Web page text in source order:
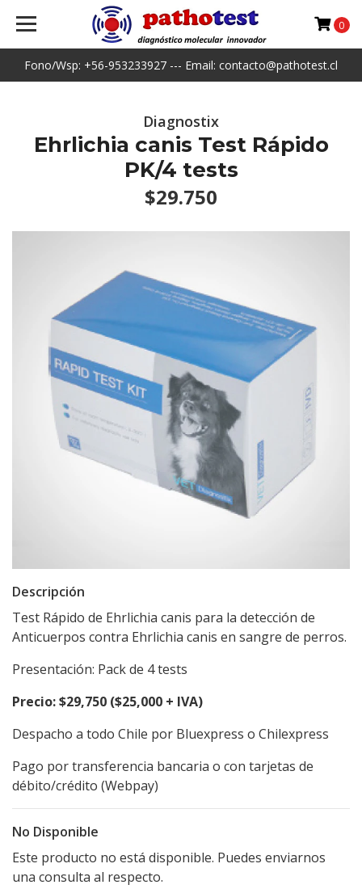
Fono/Wsp: +56-953233927 --- Email: contacto@pathotest.cl
0
Diagnostix
Ehrlichia canis Test Rápido
PK/4 tests
$29.750
Descripción
Test Rápido de Ehrlichia canis para la detección de
Anticuerpos contra Ehrlichia canis en sangre de perros.
Presentación: Pack de 4 tests
Precio: $29,750 ($25,000 + IVA)
Despacho a todo Chile por Bluexpress o Chilexpress
Pago por transferencia bancaria o con tarjetas de
débito/crédito (Webpay)
No Disponible
Este producto no está disponible. Puedes enviarnos
una consulta al respecto.